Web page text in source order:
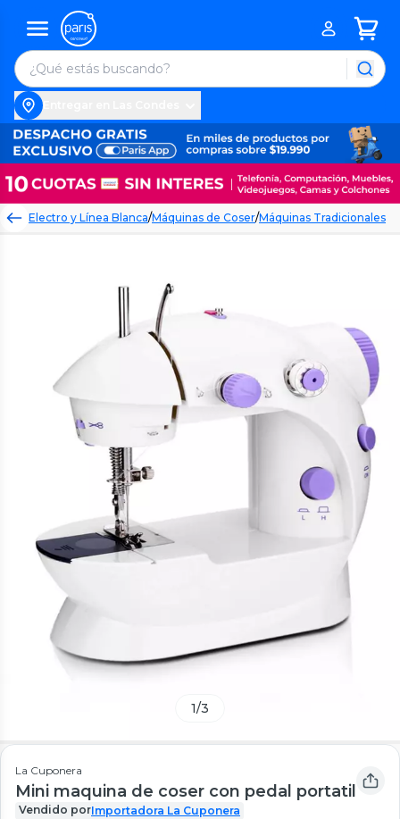
Electro y Línea Blanca/Máquinas de Coser/Máquinas Tradicionales
1/3
La Cuponera
Mini maquina de coser con pedal portatil
Vendido porImportadora La Cuponera